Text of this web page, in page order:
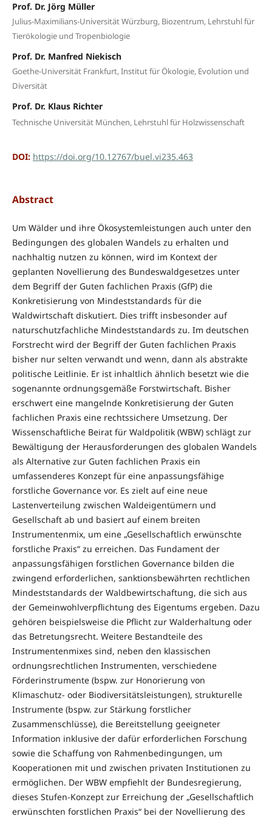
Prof. Dr. Jörg Müller
Julius-Maximilians-Universität Würzburg, Biozentrum, Lehrstuhl für
Tierökologie und Tropenbiologie
Prof. Dr. Manfred Niekisch
Goethe-Universität Frankfurt, Institut für Ökologie, Evolution und
Diversität
Prof. Dr. Klaus Richter
Technische Universität München, Lehrstuhl für Holzwissenschaft
DOI: https://doi.org/10.12767/buel.vi235.463
Abstract
Um Wälder und ihre Ökosystemleistungen auch unter den
Bedingungen des globalen Wandels zu erhalten und
nachhaltig nutzen zu können, wird im Kontext der
geplanten Novellierung des Bundeswaldgesetzes unter
dem Begriff der Guten fachlichen Praxis (GfP) die
Konkretisierung von Mindeststandards für die
Waldwirtschaft diskutiert. Dies trifft insbesonder auf
naturschutzfachliche Mindeststandards zu. Im deutschen
Forstrecht wird der Begriff der Guten fachlichen Praxis
bisher nur selten verwandt und wenn, dann als abstrakte
politische Leitlinie. Er ist inhaltlich ähnlich besetzt wie die
sogenannte ordnungsgemäße Forstwirtschaft. Bisher
erschwert eine mangelnde Konkretisierung der Guten
fachlichen Praxis eine rechtssichere Umsetzung. Der
Wissenschaftliche Beirat für Waldpolitik (WBW) schlägt zur
Bewältigung der Herausforderungen des globalen Wandels
als Alternative zur Guten fachlichen Praxis ein
umfassenderes Konzept für eine anpassungsfähige
forstliche Governance vor. Es zielt auf eine neue
Lastenverteilung zwischen Waldeigentümern und
Gesellschaft ab und basiert auf einem breiten
Instrumentenmix, um eine „Gesellschaftlich erwünschte
forstliche Praxis“ zu erreichen. Das Fundament der
anpassungsfähigen forstlichen Governance bilden die
zwingend erforderlichen, sanktionsbewährten rechtlichen
Mindeststandards der Waldbewirtschaftung, die sich aus
der Gemeinwohlverpflichtung des Eigentums ergeben. Dazu
gehören beispielsweise die Pflicht zur Walderhaltung oder
das Betretungsrecht. Weitere Bestandteile des
Instrumentenmixes sind, neben den klassischen
ordnungsrechtlichen Instrumenten, verschiedene
Förderinstrumente (bspw. zur Honorierung von
Klimaschutz- oder Biodiversitätsleistungen), strukturelle
Instrumente (bspw. zur Stärkung forstlicher
Zusammenschlüsse), die Bereitstellung geeigneter
Information inklusive der dafür erforderlichen Forschung
sowie die Schaffung von Rahmenbedingungen, um
Kooperationen mit und zwischen privaten Institutionen zu
ermöglichen. Der WBW empfiehlt der Bundesregierung,
dieses Stufen-Konzept zur Erreichung der „Gesellschaftlich
erwünschten forstlichen Praxis“ bei der Novellierung des